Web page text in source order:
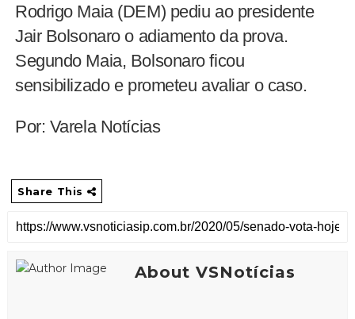
Rodrigo Maia (DEM) pediu ao presidente
Jair Bolsonaro o adiamento da prova.
Segundo Maia, Bolsonaro ficou
sensibilizado e prometeu avaliar o caso.
Por: Varela Notícias
Share This
About VSNotícias